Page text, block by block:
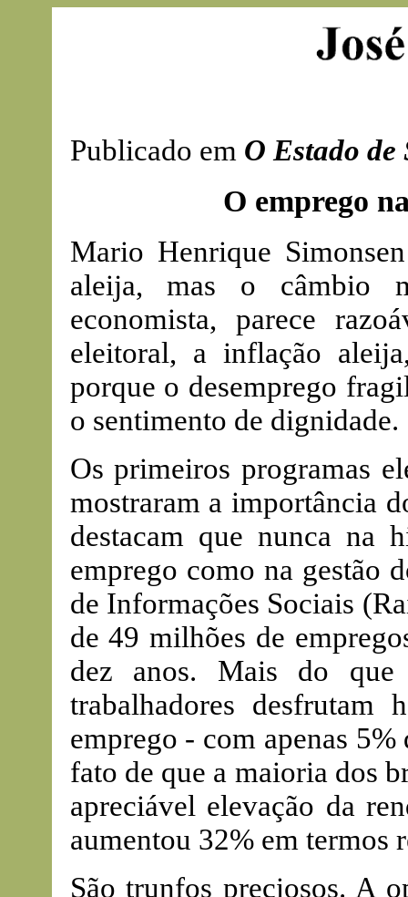
Publicado em O Estado de
O emprego
Mario Henrique
aleija, mas o câmbio
economista, parece
eleitoral, a inflação
porque o desemprego
o sentimento de dignidade.
Os primeiros programas
mostraram a importância
destacam que nunca na
emprego como na gestão
de Informações Sociais
de 49 milhões de
dez anos. Mais do que
trabalhadores
emprego - com apenas
fato de que a maioria dos
apreciável elevação da
aumentou 32% em termos
São trunfos preciosos. A